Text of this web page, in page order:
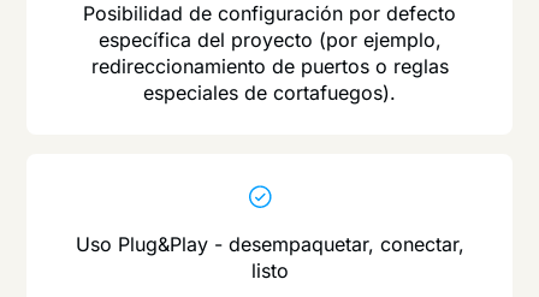
Posibilidad de configuración por defecto
específica del proyecto (por ejemplo,
redireccionamiento de puertos o reglas
especiales de cortafuegos).
Uso Plug&Play - desempaquetar, conectar,
listo